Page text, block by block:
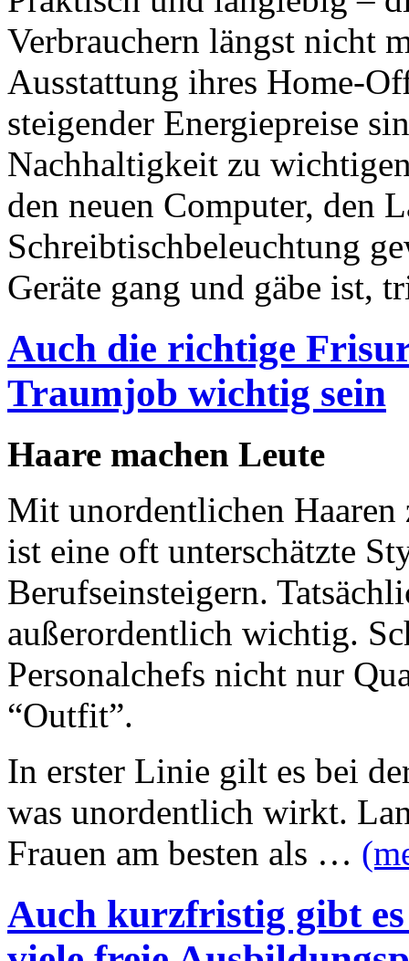
Verbrauchern längst nicht
Ausstattung ihres Home-
steigender Energiepreise
Nachhaltigkeit zu
den neuen Computer, den
Schreibtischbeleuchtung
Geräte gang und gäbe
Auch die richtige
Traumjob wichtig sein
Haare machen Leute
Mit unordentlichen Haaren
ist eine oft unterschätzte
Berufseinsteigern.
außerordentlich wichtig.
Personalchefs nicht nur
“Outfit”.
In erster Linie gilt es bei
was unordentlich wirkt.
Frauen am besten als …
Auch kurzfristig gibt